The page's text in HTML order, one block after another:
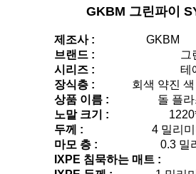
GKBM 그린파이
제조사 : GKBM
브랜드 :
그
시리즈 :
테
장식층 : 회색 약진
상품 이름 :
돌 플
노말 크기 :
두께 : 4 밀리
마모 층 : 0.3 밀
IXPE 침묵하는 매트